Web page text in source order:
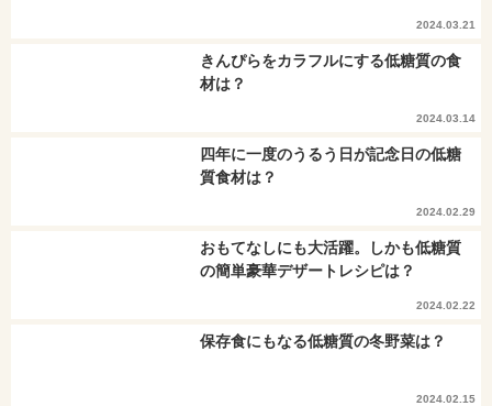
2024.03.21
きんぴらをカラフルにする低糖質の食
材は？
2024.03.14
四年に一度のうるう日が記念日の低糖
質食材は？
2024.02.29
おもてなしにも大活躍。しかも低糖質
の簡単豪華デザートレシピは？
2024.02.22
保存食にもなる低糖質の冬野菜は？
2024.02.15